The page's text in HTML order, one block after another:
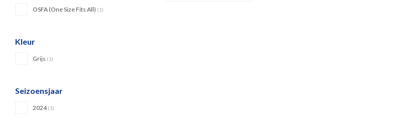
OSFA (One Size Fits All) (1)
Kleur
Grijs (1)
Seizoensjaar
2024(1)